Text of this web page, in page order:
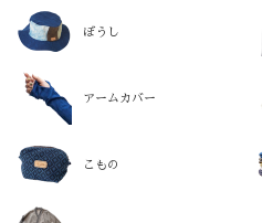
ぼうし
アームカバー
こもの